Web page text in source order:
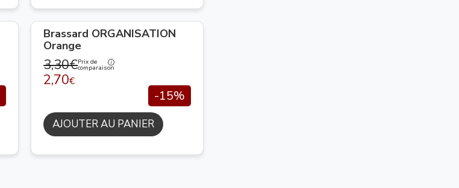
Brassard ORGANISATION
Orange
3,30€Prix de
comparaison
2,70€
-15%
AJOUTER AU PANIER